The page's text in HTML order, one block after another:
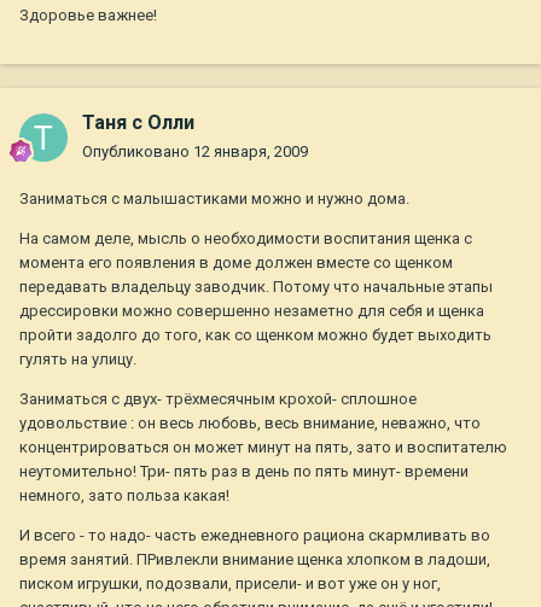
Здоровье важнее!
Таня с Олли
Опубликовано 12 января, 2009
Заниматься с малышастиками можно и нужно дома.
На самом деле, мысль о необходимости воспитания щенка с
момента его появления в доме должен вместе со щенком
передавать владельцу заводчик. Потому что начальные этапы
дрессировки можно совершенно незаметно для себя и щенка
пройти задолго до того, как со щенком можно будет выходить
гулять на улицу.
Заниматься с двух- трёхмесячным крохой- сплошное
удовольствие : он весь любовь, весь внимание, неважно, что
концентрироваться он может минут на пять, зато и воспитателю
неутомительно! Три- пять раз в день по пять минут- времени
немного, зато польза какая!
И всего - то надо- часть ежедневного рациона скармливать во
время занятий. ПРивлекли внимание щенка хлопком в ладоши,
писком игрушки, подозвали, присели- и вот уже он у ног,